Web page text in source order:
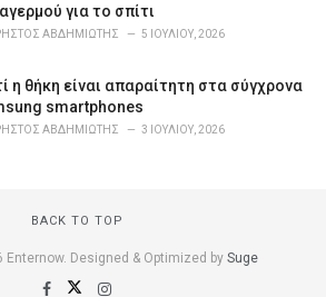
για το σπίτι
ΑΒΔΗΜΙΏΤΗΣ 5 ΙΟΥΛΊΟΥ, 2026
η θήκη είναι απαραίτητη στα σύγχρονα
smartphones
ΑΒΔΗΜΙΏΤΗΣ 3 ΙΟΥΛΊΟΥ, 2026
BACK TO TOP
Enternow. Designed & Optimized by Suge